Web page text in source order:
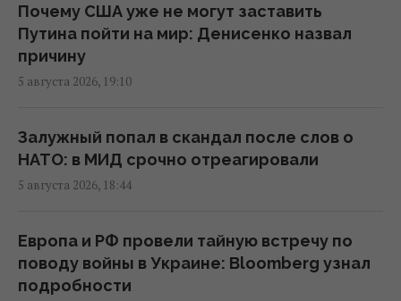
ценника
16:18 пятница, 07 августа 2026
электроэнергию зимой, – Центр Разумкова
16:04 пятница, 07 августа 2026
официальный курс валют на понедельник
15:56 пятница, 07 августа 2026
Почему США уже не могут заставить
Путина пойти на мир: Денисенко назвал
причину
5 августа 2026, 19:10
Залужный попал в скандал после слов о
НАТО: в МИД срочно отреагировали
5 августа 2026, 18:44
Европа и РФ провели тайную встречу по
поводу войны в Украине: Bloomberg узнал
подробности